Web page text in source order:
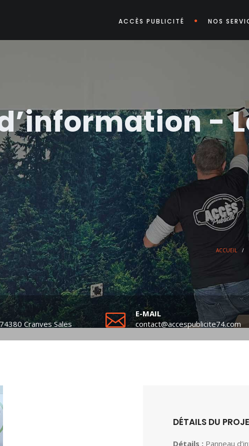
ACCÈS PUBLICITÉ NOS
-
ACCUEIL /
74380 Cranves Sales
E-MAIL
contact@accespublicite74.com
DÉTAILS DU
Détails : Panneau